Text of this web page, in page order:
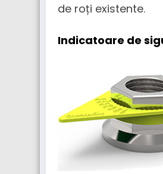
de roți existente.
Indicatoare de